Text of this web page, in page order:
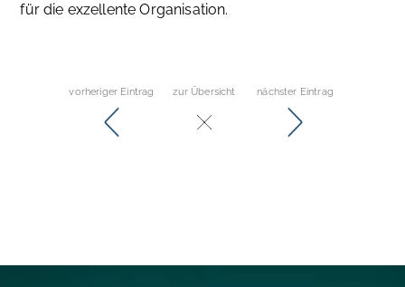
für die exzellente Organisation.
vorheriger Eintrag zur Übersicht nächster Eintrag